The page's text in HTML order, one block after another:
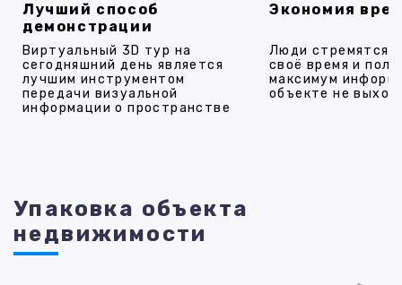
Лучший способ
демонстрации
Виртуальный 3D тур на
сегодняшний день является
лучшим инструментом
передачи визуальной
информации о пространстве
Экономия
Люди стремятся
своё время и
максимум
объекте не
Упаковка объекта
недвижимости